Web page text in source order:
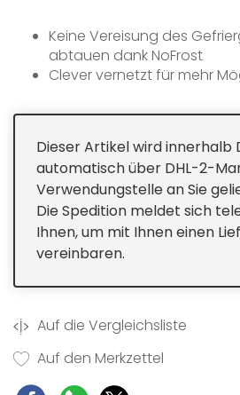
Keine Vereisung des
abtauen dank NoFrost
Clever vernetzt für mehr
Keine sichtbare
Dieser Artikel wird innerhalb
automatisch über DHL-2-
Verwendungstelle an Sie
Die Spedition meldet sich
Ihnen, um mit Ihnen einen
vereinbaren.
Auf die Vergleichsliste
Auf den Merkzettel